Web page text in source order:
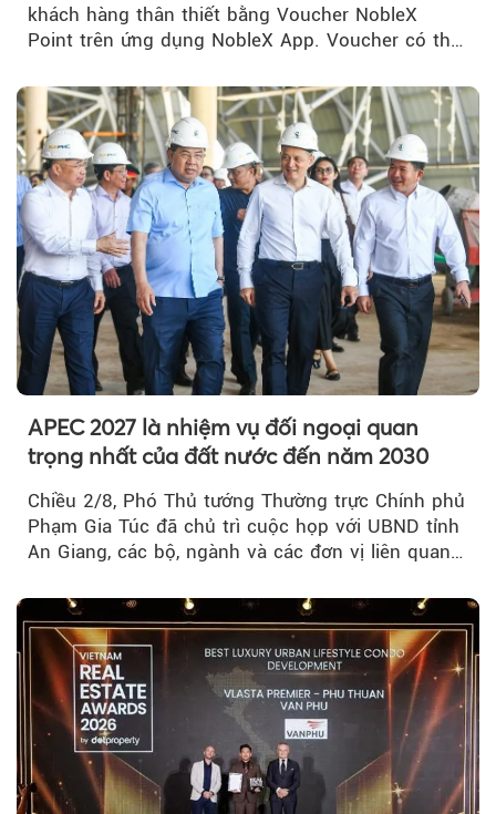
khách hàng thân thiết bằng Voucher NobleX
Point trên ứng dụng NobleX App. Voucher có thể
APEC 2027 là nhiệm vụ đối ngoại quan
trọng nhất của đất nước đến năm 2030
Chiều 2/8, Phó Thủ tướng Thường trực Chính phủ
Phạm Gia Túc đã chủ trì cuộc họp với UBND tỉnh
An Giang, các bộ, ngành và các đơn vị liên quan